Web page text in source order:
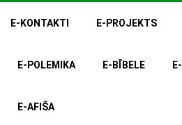
E-KONTAKTI E-PROJEKTS
E-POLEMIKA E-BĪBELE
E-AFIŠA